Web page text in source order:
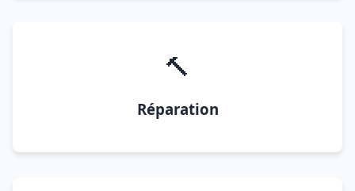
🔨
Réparation